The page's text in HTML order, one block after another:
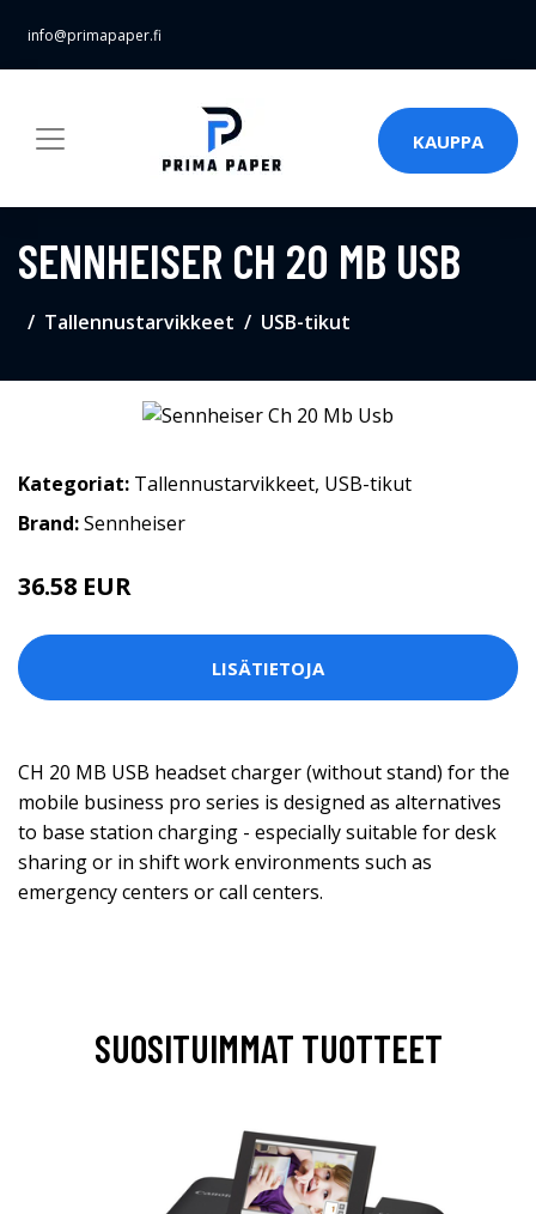
info@primapaper.fi
KAUPPA
SENNHEISER CH 20 MB USB
Tallennustarvikkeet USB-tikut
Kategoriat: Tallennustarvikkeet, USB-tikut
Brand:Sennheiser
36.58 EUR
LISÄTIETOJA
CH 20 MB USB headset charger (without stand) for the
mobile business pro series is designed as alternatives
to base station charging - especially suitable for desk
sharing or in shift work environments such as
emergency centers or call centers.
SUOSITUIMMAT TUOTTEET